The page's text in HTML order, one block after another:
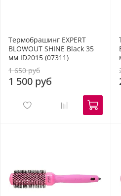
Термобрашинг EXPERT
BLOWOUT SHINE Black 35
мм ID2015 (07311)
1 650 руб
1 500 руб